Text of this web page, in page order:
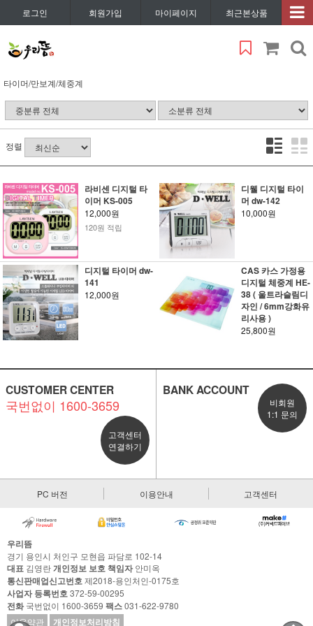
로그인 회원가입 마이페이지 최근본상품
타이머/만보계/체중계
정렬
라비센 디지털 타
이머 KS-005
12,000원
120원 적립
디웰 디지털 타이
머 dw-142
10,000원
디지털 타이머 dw-
141
12,000원
CAS 카스 가정용
디지털 체중계 HE-
38 ( 울트라슬림디
자인 / 6mm강화유
리사용 )
25,800원
CUSTOMER CENTER
국번없이 1600-3659
고객센터
연결하기
BANK ACCOUNT
비회원
1:1 문의
PC 버전 이용안내 고객센터
우리뜸
경기 용인시 처인구 모현읍 파담로 102-14
대표 김영란개인정보 보호 책임자안미옥
통신판매업신고번호제2018-용인처인-0175호
사업자 등록번호372-59-00295
전화국번없이 1600-3659 팩스031-622-9780
이용약관
개인정보처리방침